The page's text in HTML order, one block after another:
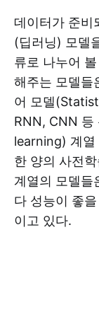
데이터가 준비
(딥러닝) 모델
류로 나누어
해주는 모델
어 모델
RNN, CNN 등
learning) 계열
한 양의 사전
계열의 모델들
다 성능이 좋
이고 있다.